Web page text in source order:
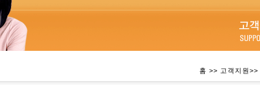
홈 >> 고객지원>>